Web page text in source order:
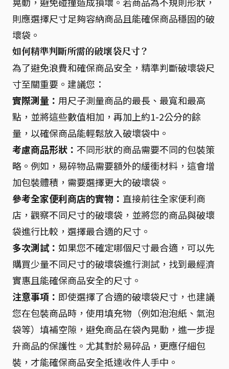
則應選擇尺寸足夠容納商品且能確保商品穩固的破
壞袋。
如何精準判斷所需的破壞袋尺寸？
為了避免浪費和確保商品安全，精準判斷破壞袋尺
寸至關重要。建議您：
實際測量： 用尺子測量商品的最長、最寬和最高
點，並將這些數值相加，再加上約1-2公分的餘
量，以確保商品能輕鬆放入破壞袋中。
考慮商品形狀： 不同形狀的商品需要不同的包裝策
略。例如，易碎物品需要額外的緩衝材料，這會增
加包裝體積，需要選擇更大的破壞袋。
參考全家便利商店的實物： 直接前往全家便利商
店，觀察不同尺寸的破壞袋，並將您的商品與破壞
袋進行比較，選擇最合適的尺寸。
多次測試： 如果您不確定哪個尺寸最合適，可以先
購買少量不同尺寸的破壞袋進行測試，找到最經濟
實惠且能確保商品安全的尺寸。
注意事項： 即使選擇了合適的破壞袋尺寸，也建議
您在包裝商品時，使用填充物（例如泡泡紙、氣泡
袋等）填補空隙，避免商品在袋內晃動，進一步提
升商品的保護性。尤其對於易碎品，更應仔細包
裝，才能確保商品安全抵達收件人手中。